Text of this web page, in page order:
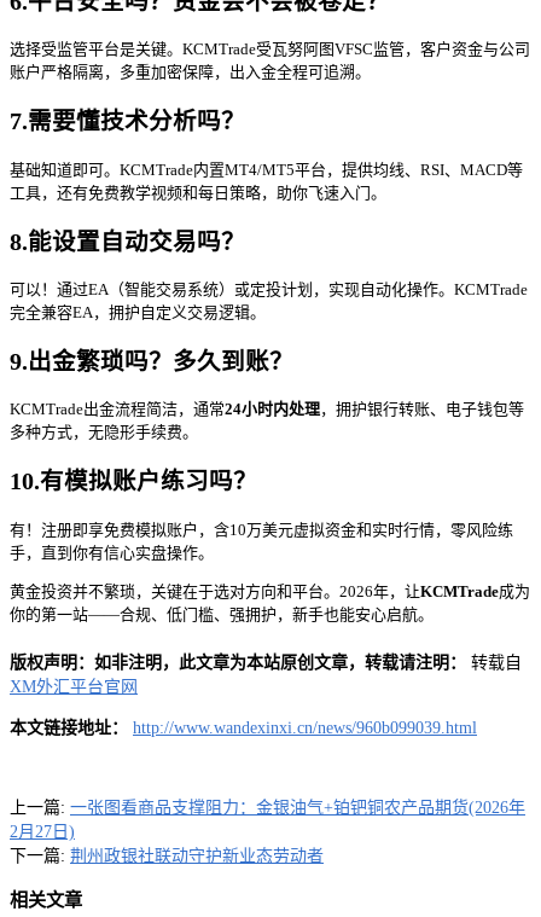
选择受监管平台是关键。KCMTrade受瓦努阿图VFSC监管，客户资金与公司
账户严格隔离，多重加密保障，出入金全程可追溯。
7.需要懂技术分析吗？
基础知道即可。KCMTrade内置MT4/MT5平台，提供均线、RSI、MACD等
工具，还有免费教学视频和每日策略，助你飞速入门。
8.能设置自动交易吗？
可以！通过EA（智能交易系统）或定投计划，实现自动化操作。KCMTrade
完全兼容EA，拥护自定义交易逻辑。
9.出金繁琐吗？多久到账？
KCMTrade出金流程简洁，通常24小时内处理，拥护银行转账、电子钱包等
多种方式，无隐形手续费。
10.有模拟账户练习吗？
有！注册即享免费模拟账户，含10万美元虚拟资金和实时行情，零风险练
手，直到你有信心实盘操作。
黄金投资并不繁琐，关键在于选对方向和平台。2026年，让KCMTrade成为
你的第一站——合规、低门槛、强拥护，新手也能安心启航。
版权声明：如非注明，此文章为本站原创文章，转载请注明：
转载自
XM外汇平台官网
本文链接地址： http://www.wandexinxi.cn/news/960b099039.html
上一篇: 一张图看商品支撑阻力：金银油气+铂钯铜农产品期货(2026年
2月27日)
下一篇: 荆州政银社联动守护新业态劳动者
相关文章